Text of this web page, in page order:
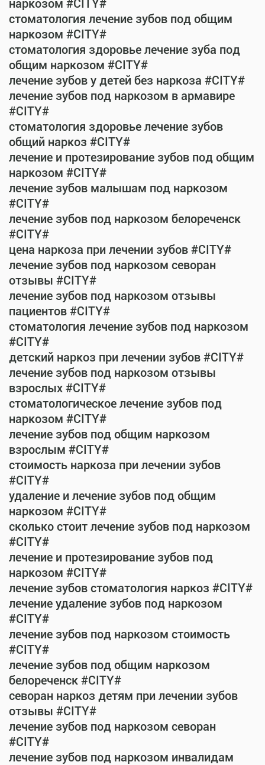
наркозом #CITY#
стоматология лечение зубов под общим
наркозом #CITY#
стоматология здоровье лечение зуба под
общим наркозом #CITY#
лечение зубов у детей без наркоза #CITY#
лечение зубов под наркозом в армавире
#CITY#
стоматология здоровье лечение зубов
общий наркоз #CITY#
лечение и протезирование зубов под общим
наркозом #CITY#
лечение зубов малышам под наркозом
#CITY#
лечение зубов под наркозом белореченск
#CITY#
цена наркоза при лечении зубов #CITY#
лечение зубов под наркозом севоран
отзывы #CITY#
лечение зубов под наркозом отзывы
пациентов #CITY#
стоматология лечение зубов под наркозом
#CITY#
детский наркоз при лечении зубов #CITY#
лечение зубов под наркозом отзывы
взрослых #CITY#
стоматологическое лечение зубов под
наркозом #CITY#
лечение зубов под общим наркозом
взрослым #CITY#
стоимость наркоза при лечении зубов
#CITY#
удаление и лечение зубов под общим
наркозом #CITY#
сколько стоит лечение зубов под наркозом
#CITY#
лечение и протезирование зубов под
наркозом #CITY#
лечение зубов стоматология наркоз #CITY#
лечение удаление зубов под наркозом
#CITY#
лечение зубов под наркозом стоимость
#CITY#
лечение зубов под общим наркозом
белореченск #CITY#
севоран наркоз детям при лечении зубов
отзывы #CITY#
лечение зубов под наркозом севоран
#CITY#
лечение зубов под наркозом инвалидам